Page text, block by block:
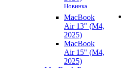
Новинка
MacBook
Air 13" (M4,
2025)
MacBook
Air 15" (M4,
2025)